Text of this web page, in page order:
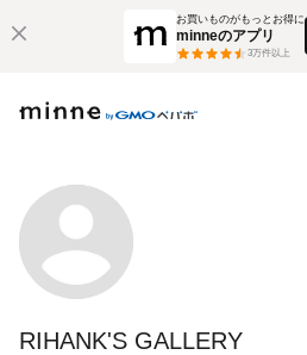
お買いものがもっとお得に
minneのアプリ
3万件以上
RIHANK'S GALLERY